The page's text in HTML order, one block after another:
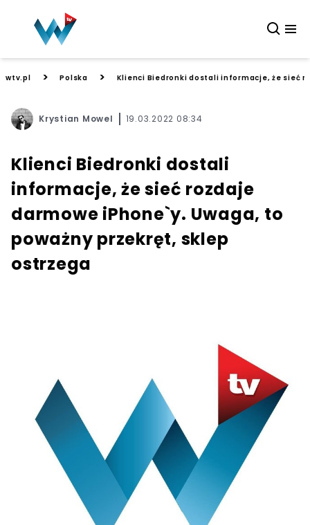
wtv.pl > Polska > Klienci Biedronki dostali informacje, że sieć
Krystian Mowel 19.03.2022 08:34
Klienci Biedronki dostali
informacje, że sieć rozdaje
darmowe iPhone`y. Uwaga, to
poważny przekręt, sklep
ostrzega